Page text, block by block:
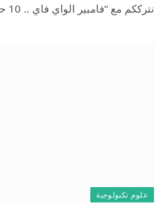
نترككم مع “فامبير الواي فاي .. 10 حاجات غير متوقعة…
علوم تكنولوجية